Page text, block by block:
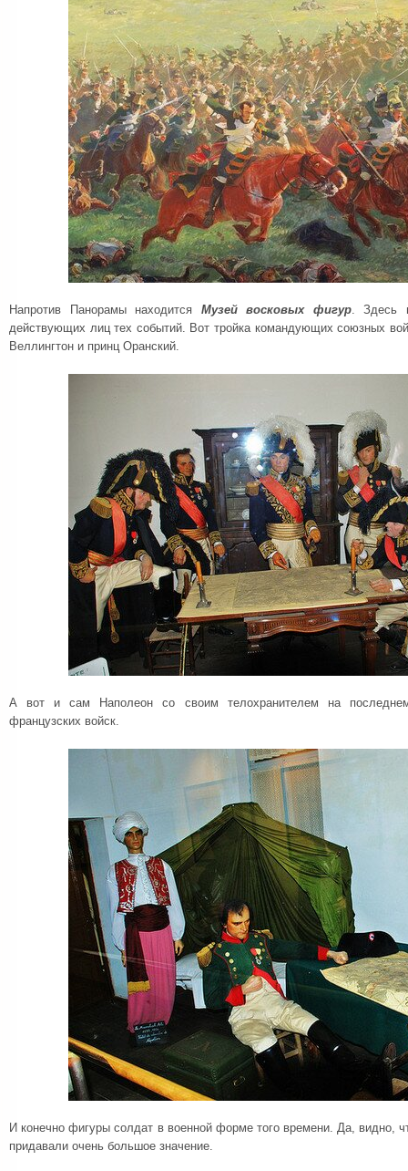
Напротив Панорамы находится Музей восковых фигур. Здесь
действующих лиц тех событий. Вот тройка командующих союзных
Веллингтон и принц Оранский.
А вот и сам Наполеон со своим телохранителем на последнем
французских войск.
И конечно фигуры солдат в военной форме того времени. Да, видно,
придавали очень большое значение.